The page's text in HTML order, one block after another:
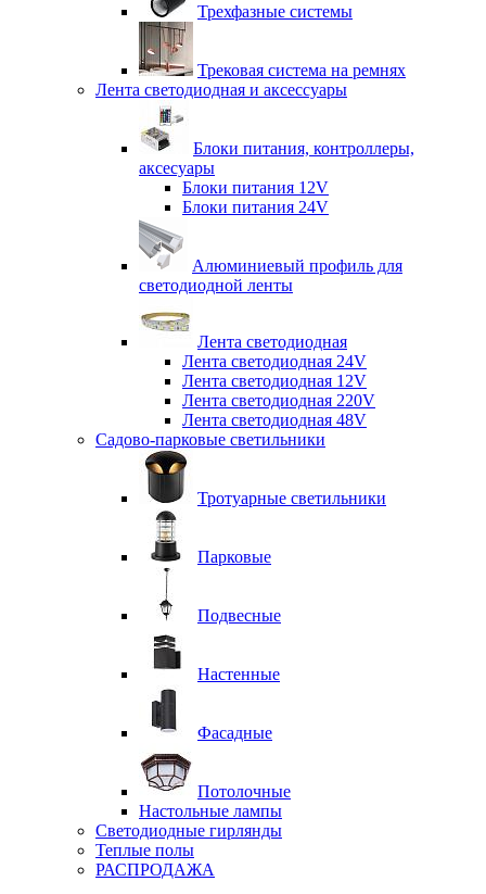
Трехфазные системы
Трековая система на ремнях
Лента светодиодная и аксессуары
Блоки питания, контроллеры,
аксесуары
Блоки питания 12V
Блоки питания 24V
Алюминиевый профиль для
светодиодной ленты
Лента светодиодная
Лента светодиодная 24V
Лента светодиодная 12V
Лента светодиодная 220V
Лента светодиодная 48V
Садово-парковые светильники
Тротуарные светильники
Парковые
Подвесные
Настенные
Фасадные
Потолочные
Настольные лампы
Светодиодные гирлянды
Теплые полы
РАСПРОДАЖА